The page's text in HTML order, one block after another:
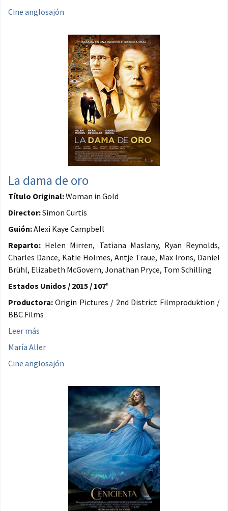
Cine anglosajón
La dama de oro
Título Original:Woman in Gold
Director:Simon Curtis
Guión:Alexi Kaye Campbell
Reparto: Helen Mirren, Tatiana Maslany, Ryan Reynolds,
Charles Dance, Katie Holmes, Antje Traue, Max Irons, Daniel
Brühl, Elizabeth McGovern, Jonathan Pryce, Tom Schilling
Estados Unidos / 2015 / 107'
Productora: Origin Pictures / 2nd District Filmproduktion /
BBC Films
Leer más
María Aller
Cine anglosajón